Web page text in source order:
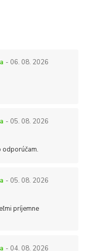
- 06. 08. 2026
- 05. 08. 2026
odporúčam.
- 05. 08. 2026
príjemne
- 04. 08. 2026